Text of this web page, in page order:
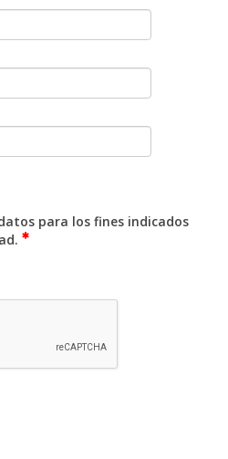
para los fines indicados